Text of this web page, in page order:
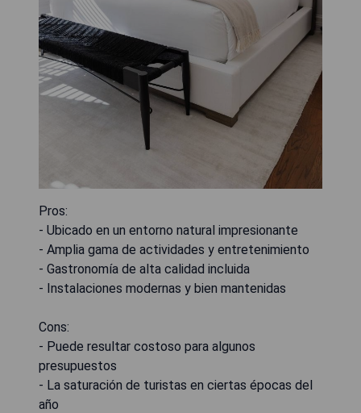
Pros:
- Ubicado en un entorno natural impresionante
- Amplia gama de actividades y entretenimiento
- Gastronomía de alta calidad incluida
- Instalaciones modernas y bien mantenidas
Cons:
- Puede resultar costoso para algunos
presupuestos
- La saturación de turistas en ciertas épocas del
año